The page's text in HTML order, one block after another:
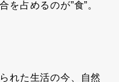
を占めるのが”食”。
れた生活の今、自然